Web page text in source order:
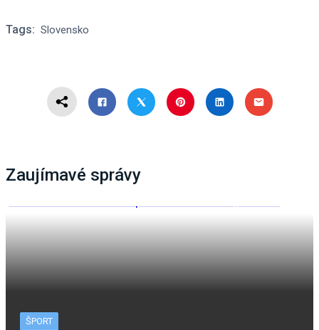
Tags: Slovensko
Zaujímavé správy
ŠPORT